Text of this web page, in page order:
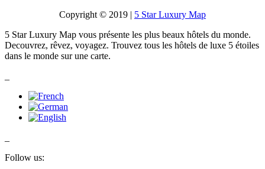
Copyright © 2019 | 5 Star Luxury Map
5 Star Luxury Map vous présente les plus beaux hôtels du monde.
Decouvrez, rêvez, voyagez. Trouvez tous les hôtels de luxe 5 étoiles
dans le monde sur une carte.
Follow us: